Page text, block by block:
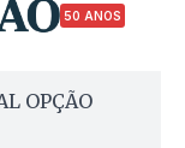
50 ANOS
OPÇÃO